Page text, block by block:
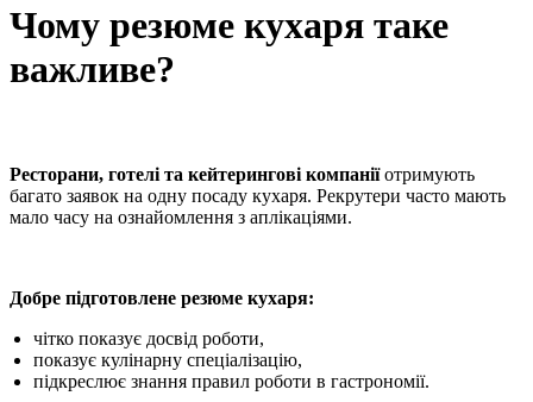
Чому резюме кухаря таке
важливе?
Ресторани, готелі та кейтерингові компаніїотримують
багато заявок на одну посаду кухаря. Рекрутери часто мають
мало часу на ознайомлення з аплікаціями.
Добре підготовлене резюме кухаря:
чітко показує досвід роботи,
показує кулінарну спеціалізацію,
підкреслює знання правил роботи в гастрономії.